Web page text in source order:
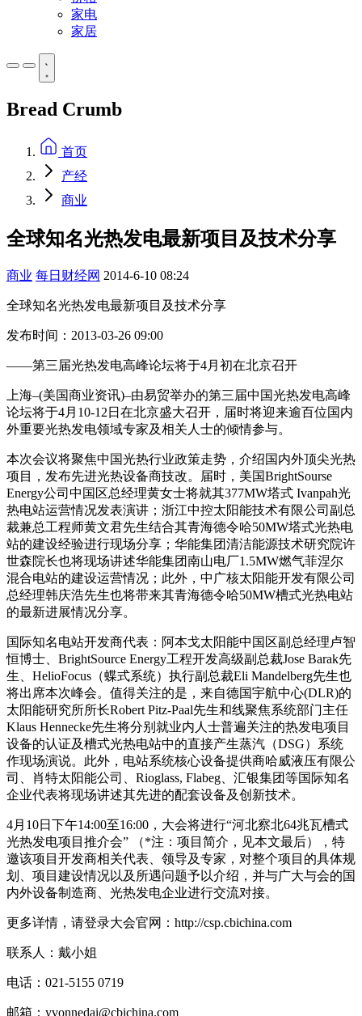
家电
家居
Bread Crumb
首页
产经
商业
全球知名光热发电最新项目及技术分享
商业 每日财经网 2014-6-10 08:24
全球知名光热发电最新项目及技术分享
发布时间：2013-03-26 09:00
——第三届光热发电高峰论坛将于4月初在北京召开
上海–(美国商业资讯)–由易贸举办的第三届中国光热发电高峰
论坛将于4月10-12日在北京盛大召开，届时将迎来逾百位国内
外重要光热发电领域专家及相关人士的倾情参与。
本次会议将聚焦中国光热行业政策走势，介绍国内外顶尖光热
项目，发布先进光热设备商技改。届时，美国BrightSourse
Energy公司中国区总经理黄女士将就其377MW塔式 Ivanpah光
热电站运营情况发表演讲；浙江中控太阳能技术有限公司副总
裁兼总工程师黄文君先生结合其青海德令哈50MW塔式光热电
站的建设经验进行现场分享；华能集团清洁能源技术研究院许
世森院长也将现场讲述华能集团南山电厂1.5MW燃气菲涅尔
混合电站的建设运营情况；此外，中广核太阳能开发有限公司
总经理韩庆浩先生也将带来其青海德令哈50MW槽式光热电站
的最新进展情况分享。
国际知名电站开发商代表：阿本戈太阳能中国区副总经理卢智
恒博士、BrightSource Energy工程开发高级副总裁Jose Barak先
生、HelioFocus（蝶式系统）执行副总裁Eli Mandelberg先生也
将出席本次峰会。值得关注的是，来自德国宇航中心(DLR)的
太阳能研究所所长Robert Pitz-Paal先生和线聚焦系统部门主任
Klaus Hennecke先生将分别就业内人士普遍关注的热发电项目
设备的认证及槽式光热电站中的直接产生蒸汽（DSG）系统
作现场演说。此外，电站系统核心设备提供商哈威液压有限公
司、肖特太阳能公司、Rioglass, Flabeg、汇银集团等国际知名
企业代表将现场讲述其先进的配套设备及创新技术。
4月10日下午14:00至16:00，大会将进行“河北察北64兆瓦槽式
光热发电项目推介会” （*注：项目简介，见本文最后），特
邀该项目开发商相关代表、领导及专家，对整个项目的具体规
划、项目建设情况以及所遇问题予以介绍，并与广大与会的国
内外设备制造商、光热发电企业进行交流对接。
更多详情，请登录大会官网：http://csp.cbichina.com
联系人：戴小姐
电话：021-5155 0719
邮箱：yvonnedai@cbichina.com